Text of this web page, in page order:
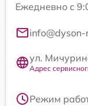
Ежедневно с
ул.
Адрес
Режим